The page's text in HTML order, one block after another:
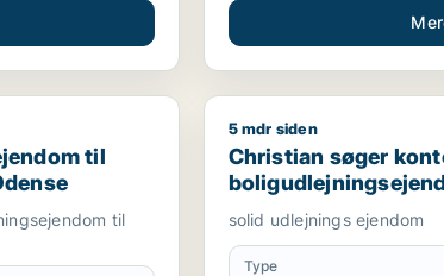
eller Frederiksberg m.fl.
til salg i Storkøbenhavn eller Odense
til
til
Christian søger
5 mdr siden
Christian søger
produktionslokaler
Roskilde eller Holbæk
solid udlejnings ejendom
Type